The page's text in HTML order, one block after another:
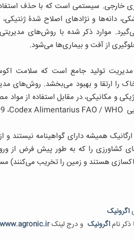
خارجی. سیستمی است که با حذف
دانه‌ها و نژادهای اصلاح شدۀ ژنتیکی،
موارد ذکر شده با روش‌های
از آفت و بیماری‌ها می‌شود.
تولید جامع است که سلامت
را ارتقا و بهبود می‌بخشد. روش‌های
و مکانیکی، در مقابل استفاده از
Codex Alimentarius FAO / WHO، 1999).
همیشه دارای گواهینامه نیستند و
کشاورزی را که به طور پیش فرض از
هستند و زمین را تخریب می‌کنند)
اگرونیک
ناماگرونیک و درج لینکwww.agronic.ir